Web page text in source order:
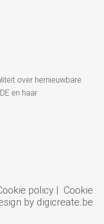
over hernieuwbare
en haar
policy | Cookie
by digicreate.be